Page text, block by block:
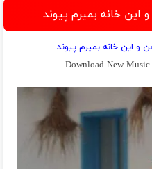
کرده!
جلبک(تخفیف
ویژه)
این خانه بمیرم پیوند
و این خانه بمیرم پیوند
Download New